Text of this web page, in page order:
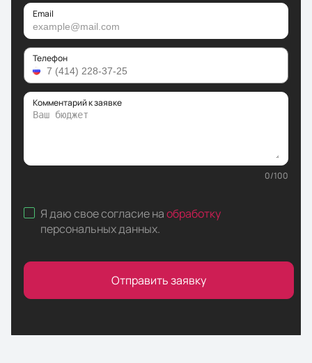
Email
Телефон
Комментарий к заявке
0/100
Я даю свое согласие наобработку
персональных данных.
Отправить заявку